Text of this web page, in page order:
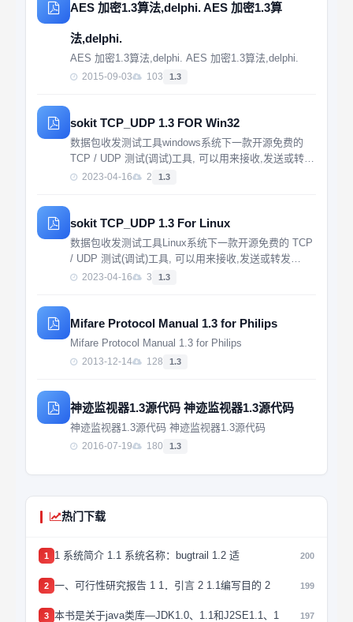
AES 加密1.3算法,delphi. AES 加密1.3算
法,delphi.
AES 加密1.3算法,delphi. AES 加密1.3算法,delphi.
2015-09-03 103 1.3
sokit TCP_UDP 1.3 FOR Win32
数据包收发测试工具windows系统下一款开源免费的
TCP / UDP 测试(调试)工具, 可以用来接收,发送或转发
TCP/UDP数据包
2023-04-16 2 1.3
sokit TCP_UDP 1.3 For Linux
数据包收发测试工具Linux系统下一款开源免费的 TCP
/ UDP 测试(调试)工具, 可以用来接收,发送或转发
TCP/UDP数据包
2023-04-16 3 1.3
Mifare Protocol Manual 1.3 for Philips
Mifare Protocol Manual 1.3 for Philips
2013-12-14 128 1.3
神迹监视器1.3源代码 神迹监视器1.3源代码
神迹监视器1.3源代码 神迹监视器1.3源代码
2016-07-19 180 1.3
热门下载
1 1 系统简介 1.1 系统名称：bugtrail 1.2 适 200
2 一、可行性研究报告 1 1．引言 2 1.1编写目的 2 199
3 本书是关于java类库—JDK1.0、1.1和J2SE1.1、1 197